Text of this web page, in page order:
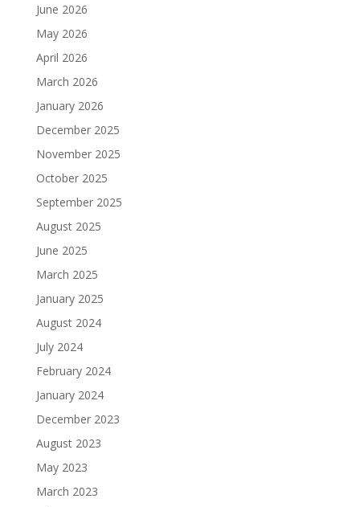
June 2026
May 2026
April 2026
March 2026
January 2026
December 2025
November 2025
October 2025
September 2025
August 2025
June 2025
March 2025
January 2025
August 2024
July 2024
February 2024
January 2024
December 2023
August 2023
May 2023
March 2023